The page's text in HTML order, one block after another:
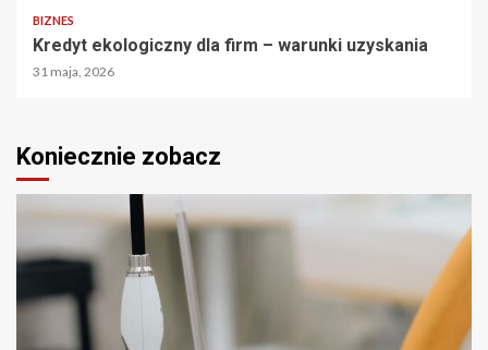
BIZNES
Kredyt ekologiczny dla firm – warunki uzyskania
31 maja, 2026
Koniecznie zobacz